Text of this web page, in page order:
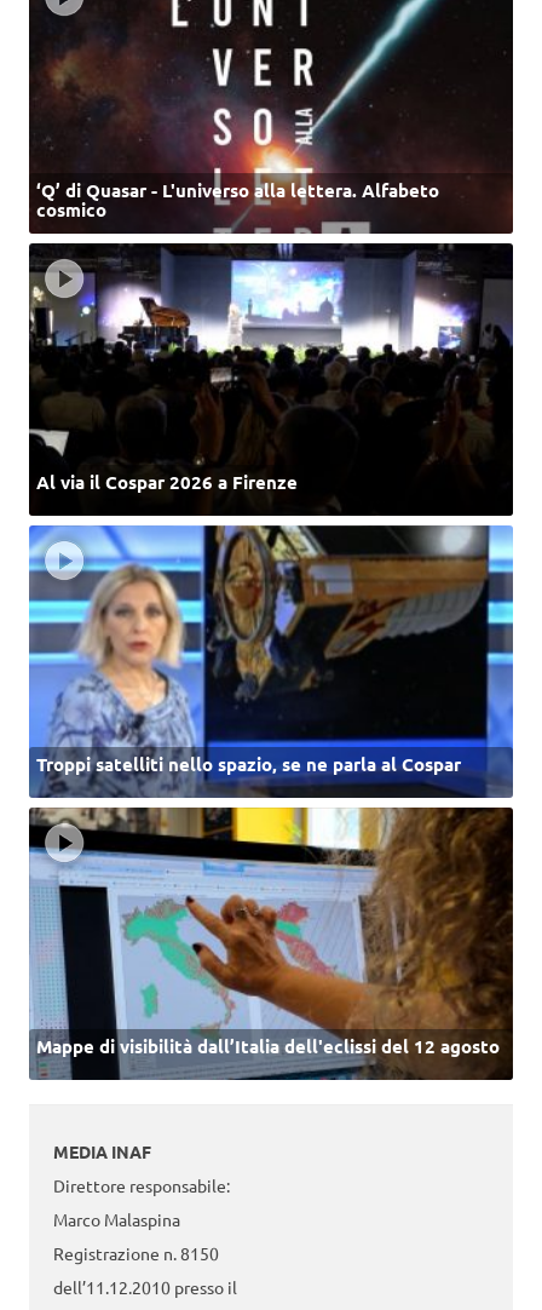
‘Q’ di Quasar - L'universo alla lettera. Alfabeto
cosmico
Al via il Cospar 2026 a Firenze
Troppi satelliti nello spazio, se ne parla al Cospar
Mappe di visibilità dall’Italia dell'eclissi del 12 agosto
MEDIA INAF
Direttore responsabile:
Marco Malaspina
Registrazione n. 8150
dell’11.12.2010 presso il